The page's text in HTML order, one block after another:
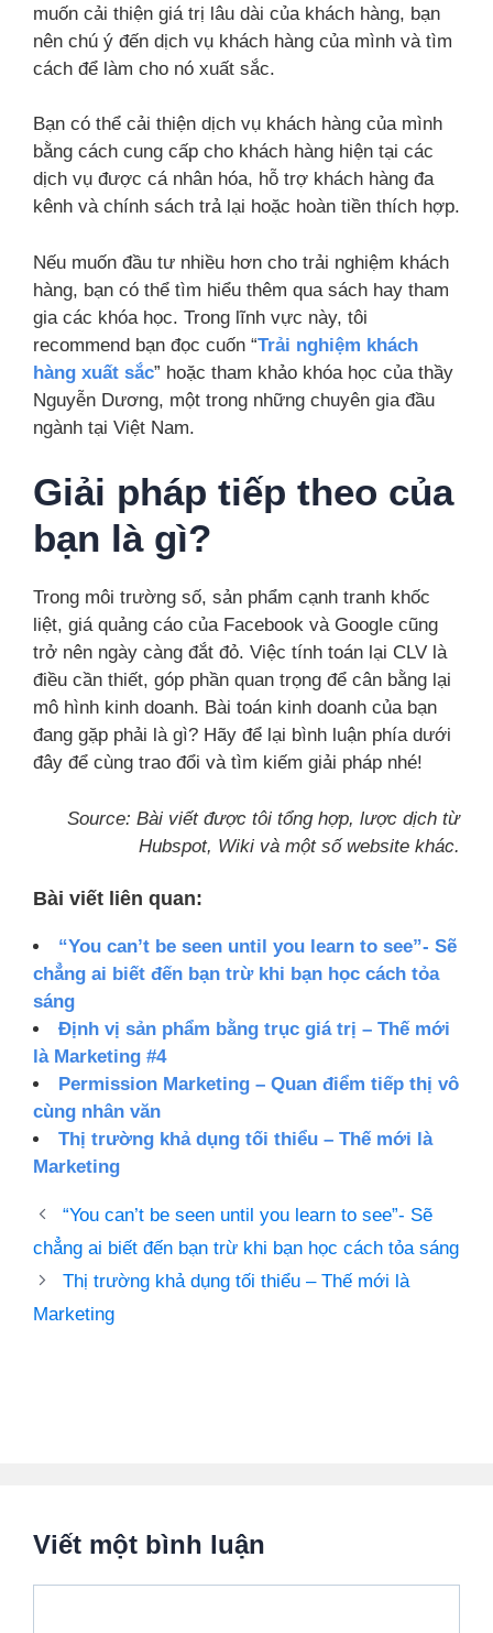
muốn cải thiện giá trị lâu dài của khách hàng, bạn
nên chú ý đến dịch vụ khách hàng của mình và tìm
cách để làm cho nó xuất sắc.
Bạn có thể cải thiện dịch vụ khách hàng của mình
bằng cách cung cấp cho khách hàng hiện tại các
dịch vụ được cá nhân hóa, hỗ trợ khách hàng đa
kênh và chính sách trả lại hoặc hoàn tiền thích hợp.
Nếu muốn đầu tư nhiều hơn cho trải nghiệm khách
hàng, bạn có thể tìm hiểu thêm qua sách hay tham
gia các khóa học. Trong lĩnh vực này, tôi
recommend bạn đọc cuốn “Trải nghiệm khách
hàng xuất sắc” hoặc tham khảo khóa học của thầy
Nguyễn Dương, một trong những chuyên gia đầu
ngành tại Việt Nam.
Giải pháp tiếp theo của
bạn là gì?
Trong môi trường số, sản phẩm cạnh tranh khốc
liệt, giá quảng cáo của Facebook và Google cũng
trở nên ngày càng đắt đỏ. Việc tính toán lại CLV là
điều cần thiết, góp phần quan trọng để cân bằng lại
mô hình kinh doanh. Bài toán kinh doanh của bạn
đang gặp phải là gì? Hãy để lại bình luận phía dưới
đây để cùng trao đổi và tìm kiếm giải pháp nhé!
Source: Bài viết được tôi tổng hợp, lược dịch từ
Hubspot, Wiki và một số website khác.
Bài viết liên quan:
“You can’t be seen until you learn to see”- Sẽ
chẳng ai biết đến bạn trừ khi bạn học cách tỏa
sáng
Định vị sản phẩm bằng trục giá trị – Thế mới
là Marketing #4
Permission Marketing – Quan điểm tiếp thị vô
cùng nhân văn
Thị trường khả dụng tối thiểu – Thế mới là
Marketing
“You can’t be seen until you learn to see”- Sẽ
chẳng ai biết đến bạn trừ khi bạn học cách tỏa sáng
Thị trường khả dụng tối thiểu – Thế mới là
Marketing
Viết một bình luận